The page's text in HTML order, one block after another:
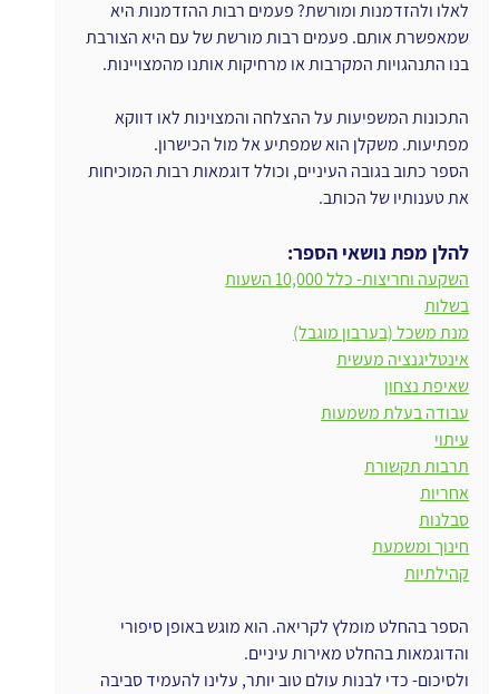
לאלו ולהזדמנות ומורשת? פעמים רבות ההזדמנות היא
שמאפשרת אותם. פעמים רבות מורשת של עם היא הצורבת
בנו התנהגויות המקרבות או מרחיקות אותנו מהמצויינות.
התכונות המשפיעות על ההצלחה והמצוינות לאו דווקא
מפתיעות. משקלן הוא שמפתיע אל מול הכישרון.
הספר כתוב בגובה העיניים, וכולל דוגמאות רבות המוכיחות
את טענותיו של הכותב.
להלן מפת נושאי הספר:
השקעה וחריצות- כלל 10,000 השעות
בשלות
מנת משכל (בערבון מוגבל)
אינטליגנציה מעשית
שאיפת נצחון
עבודה בעלת משמעות
עיתוי
תרבות תקשורת
אחריות
סבלנות
חינוך ומשמעת
קהילתיות
הספר בהחלט מומלץ לקריאה. הוא מוגש באופן סיפורי
והדוגמאות בהחלט מאירות עיניים.
ולסיכום- כדי לבנות עולם טוב יותר, עלינו להעמיד סביבה